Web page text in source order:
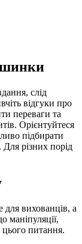
слід
відгуки про
переваги та
Орієнтуйтеся
підбирати
різних порід
вихованців, а
маніпуляції,
цього питання.